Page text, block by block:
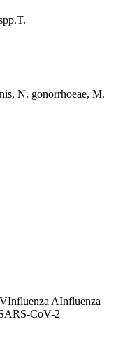
T.
N. gonorrhoeae, M.
Influenza AInfluenza
CoV-2